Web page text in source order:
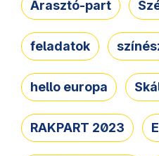
Árasztó-part
feladatok
hello europa
RAKPART 2023